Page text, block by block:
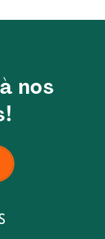
nos